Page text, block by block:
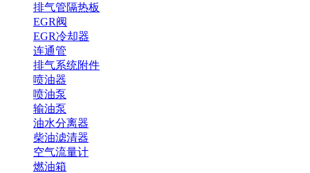
排气管隔热板
EGR阀
EGR冷却器
连通管
排气系统附件
喷油器
喷油泵
输油泵
油水分离器
柴油滤清器
空气流量计
燃油箱